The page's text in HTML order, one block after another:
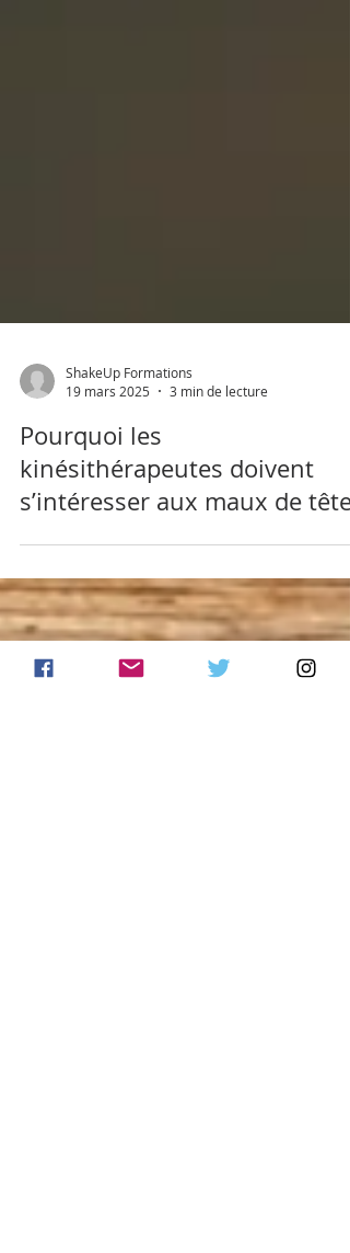
ShakeUp Formations
19 mars 2025
3 min de lecture
Pourquoi les
kinésithérapeutes doivent
s’intéresser aux maux de tête